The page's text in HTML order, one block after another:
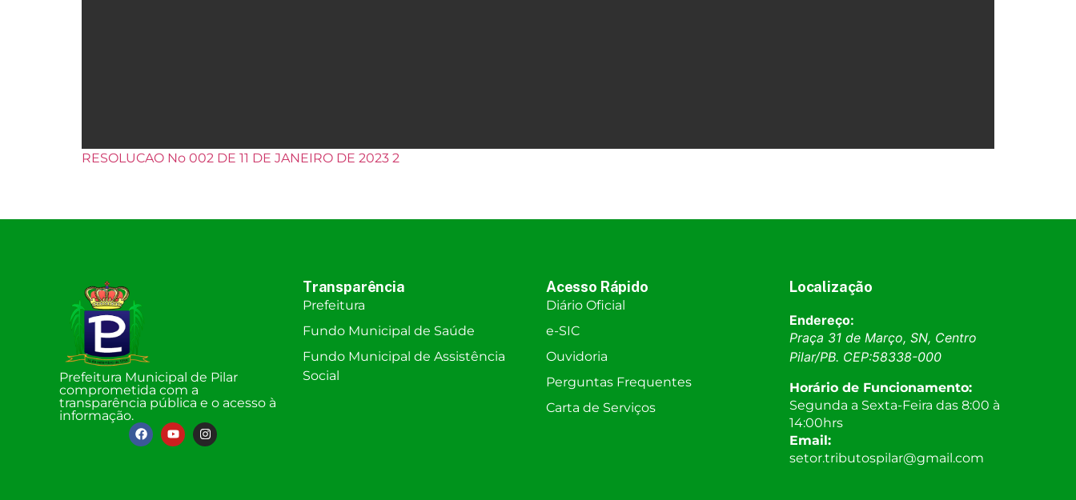
RESOLUCAO No 002 DE 11 DE JANEIRO DE 2023 2
Prefeitura Municipal de Pilar
comprometida com a
transparência pública e o acesso à
informação.
Transparência
Prefeitura
Fundo Municipal de Saúde
Fundo Municipal de Assistência
Social
Acesso Rápido
Diário Oficial
e-SIC
Ouvidoria
Perguntas Frequentes
Carta de Serviços
Localização
Endereço:
Praça 31 de Março, SN, Centro
Pilar/PB. CEP:58338-000
Horário de Funcionamento:
Segunda a Sexta-Feira das 8:00 à
14:00hrs
Email:
setor.tributospilar@gmail.com